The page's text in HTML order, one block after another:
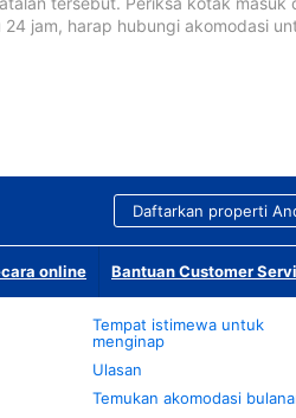
24 jam, harap hubungi akomodasi
Daftarkan properti
online Bantuan Customer
Tempat istimewa untuk
menginap
Ulasan
Temukan akomodasi